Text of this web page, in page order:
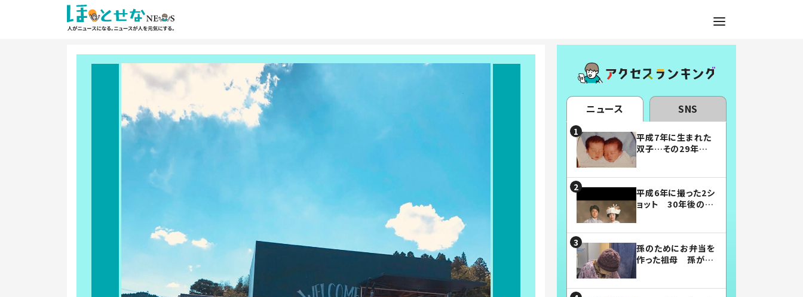
ニュース SNS
平成7年に生まれた
双子…その29年後
平成6年に撮った2シ
ョット 30年後の姿
孫のためにお弁当を
作った祖母 孫が絶